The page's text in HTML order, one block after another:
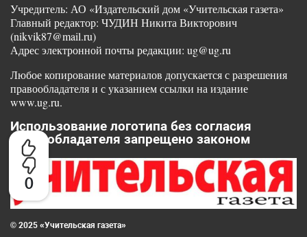
0
Учредитель: АО «Издательский дом «Учительская газета»
Главный редактор: ЧУДИН Никита Викторович
(nikvik87@mail.ru)
Адрес электронной почты редакции: ug@ug.ru
Любое копирование материалов допускается с разрешения
правообладателя и с указанием ссылки на издание
www.ug.ru.
Использование логотипа без согласия
правообладателя запрещено законом
© 2025 «Учительская газета»